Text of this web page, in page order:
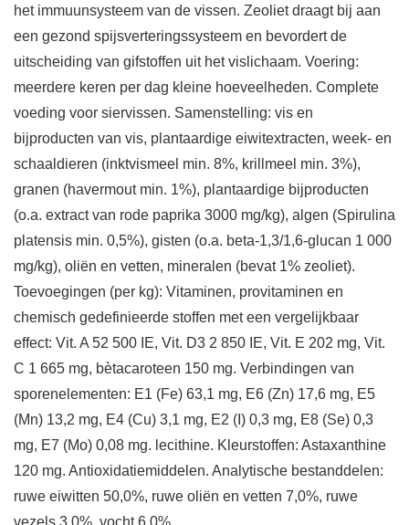
het immuunsysteem van de vissen. Zeoliet draagt bij aan
een gezond spijsverteringssysteem en bevordert de
uitscheiding van gifstoffen uit het vislichaam. Voering:
meerdere keren per dag kleine hoeveelheden. Complete
voeding voor siervissen. Samenstelling: vis en
bijproducten van vis, plantaardige eiwitextracten, week- en
schaaldieren (inktvismeel min. 8%, krillmeel min. 3%),
granen (havermout min. 1%), plantaardige bijproducten
(o.a. extract van rode paprika 3000 mg/kg), algen (Spirulina
platensis min. 0,5%), gisten (o.a. beta-1,3/1,6-glucan 1 000
mg/kg), oliën en vetten, mineralen (bevat 1% zeoliet).
Toevoegingen (per kg): Vitaminen, provitaminen en
chemisch gedefinieerde stoffen met een vergelijkbaar
effect: Vit. A 52 500 IE, Vit. D3 2 850 IE, Vit. E 202 mg, Vit.
C 1 665 mg, bètacaroteen 150 mg. Verbindingen van
sporenelementen: E1 (Fe) 63,1 mg, E6 (Zn) 17,6 mg, E5
(Mn) 13,2 mg, E4 (Cu) 3,1 mg, E2 (I) 0,3 mg, E8 (Se) 0,3
mg, E7 (Mo) 0,08 mg. lecithine. Kleurstoffen: Astaxanthine
120 mg. Antioxidatiemiddelen. Analytische bestanddelen:
ruwe eiwitten 50,0%, ruwe oliën en vetten 7,0%, ruwe